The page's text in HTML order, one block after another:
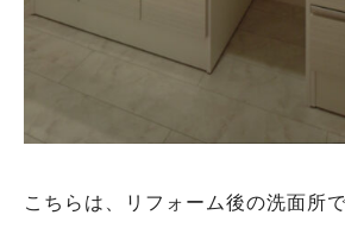
こちらは、リフォーム後の洗面所で